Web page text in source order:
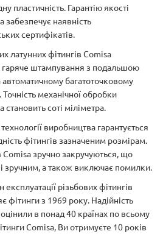
пластичність. Гарантію якості
забезпечує наявність
сертифікатів.
латунних фітингів Comisa
гаряче штампування з подальшою
багатоточковому
механічної обробки
становить соті міліметра.
виробництва гарантується
фітингів зазначеним розмірам.
Comisa зручно закручуються, що
зручним, а також виключає помилки.
експлуатації різьбових фітингів
фітинги з 1969 року. Надійність
в понад 40 країнах по всьому
Comisa, Ви отримуєте 10 років